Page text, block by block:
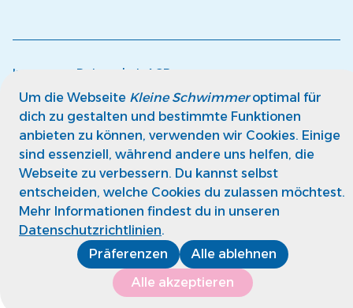
Impressum Datenschutz AGB
Um die Webseite Kleine Schwimmeroptimal für
dich zu gestalten und bestimmte Funktionen
anbieten zu können, verwenden wir Cookies. Einige
sind essenziell, während andere uns helfen, die
Webseite zu verbessern. Du kannst selbst
entscheiden, welche Cookies du zulassen möchtest.
Mehr Informationen findest du in unseren
Datenschutzrichtlinien.
Präferenzen
Alle ablehnen
Alle akzeptieren